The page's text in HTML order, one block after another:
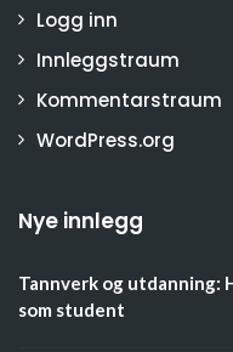
Logg inn
Innleggstraum
Kommentarstraum
WordPress.org
Nye innlegg
Tannverk og utdanning:
som student